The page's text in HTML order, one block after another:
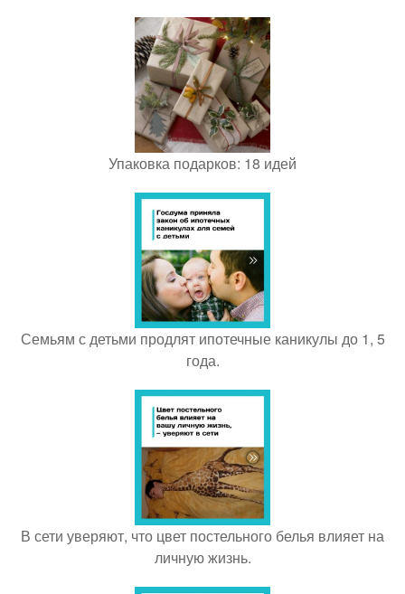
Упаковка подарков: 18 идей
Семьям с детьми продлят ипотечные каникулы до 1, 5
года.
В сети уверяют, что цвет постельного белья влияет на
личную жизнь.